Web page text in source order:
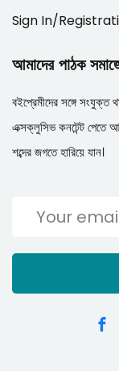
Sign In/
আমাদের পাঠক
বইপ্রেমীদের সঙ্গে
এক্সক্লুসিভ কনটেন্ট পেতে
শব্দের জগতে হারিয়ে যান।